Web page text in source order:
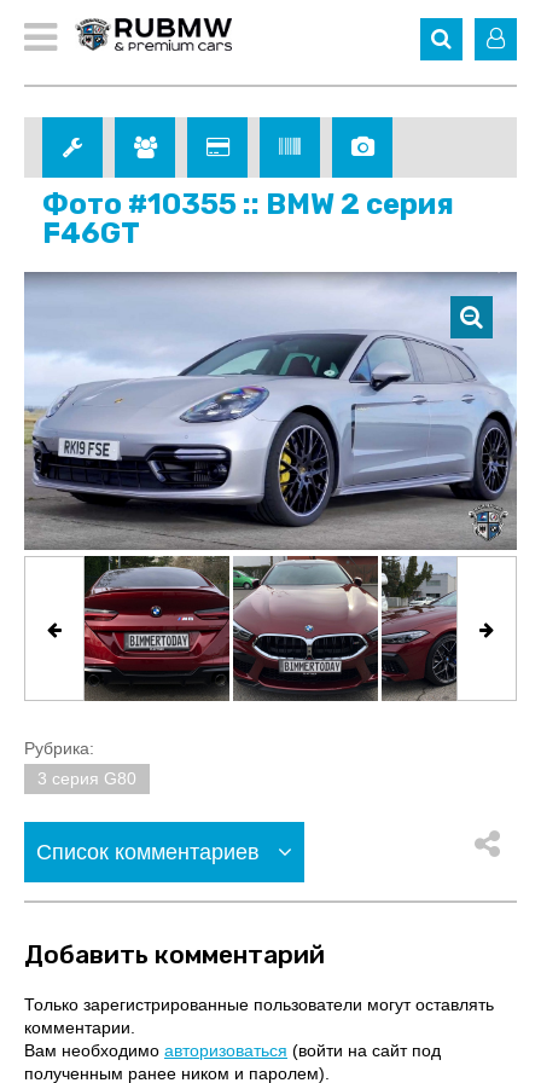
Фото #10355 :: BMW 2 серия
F46GT
Рубрика:
3 серия G80
Список комментариев
Добавить комментарий
Только зарегистрированные пользователи могут оставлять
комментарии.
Вам необходимо авторизоваться (войти на сайт под
полученным ранее ником и паролем).